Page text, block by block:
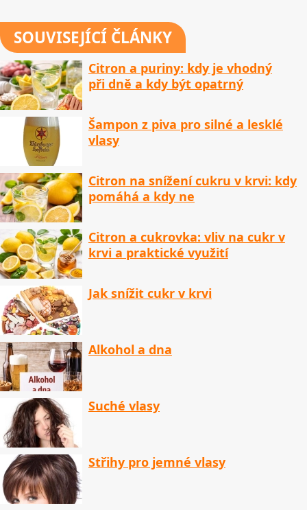
SOUVISEJÍCÍ ČLÁNKY
Citron a puriny: kdy je vhodný
při dně a kdy být opatrný
Šampon z piva pro silné a lesklé
vlasy
Citron na snížení cukru v krvi: kdy
pomáhá a kdy ne
Citron a cukrovka: vliv na cukr v
krvi a praktické využití
Jak snížit cukr v krvi
Alkohol a dna
Suché vlasy
Střihy pro jemné vlasy